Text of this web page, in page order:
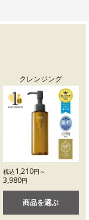
クレンジング
税込1,210円～
3,980円
商品を選ぶ